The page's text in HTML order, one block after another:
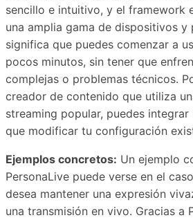
sencillo e intuitivo, y el framework
una amplia gama de dispositivos y
significa que puedes comenzar a
pocos minutos, sin tener que
complejas o problemas técnicos.
creador de contenido que utiliza
streaming popular, puedes integrar
que modificar tu configuración
Ejemplos concretos: Un ejemplo
PersonaLive puede verse en el
desea mantener una expresión
una transmisión en vivo. Gracias a